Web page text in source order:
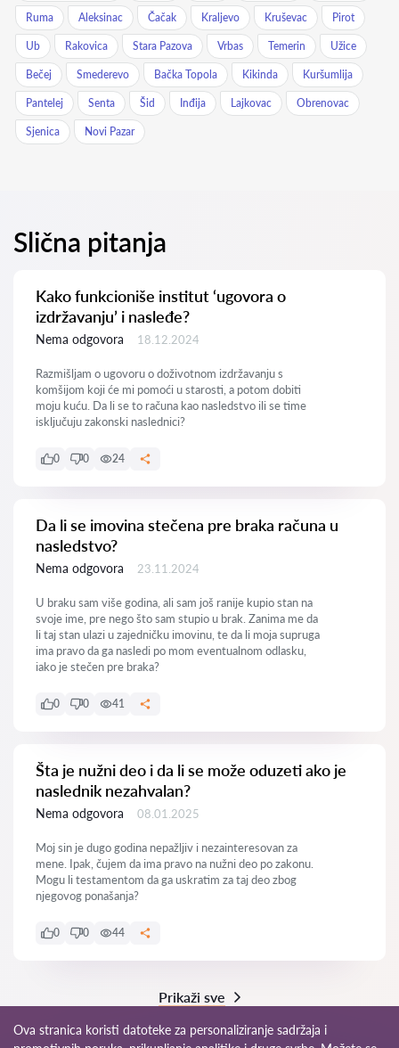
Ruma Aleksinac Čačak Kraljevo Kruševac Pirot
Ub Rakovica Stara Pazova Vrbas Temerin Užice
Bečej Smederevo Bačka Topola Kikinda Kuršumlija
Pantelej Senta Šid Inđija Lajkovac Obrenovac
Sjenica Novi Pazar
Slična pitanja
Kako funkcioniše institut ‘ugovora o
izdržavanju’ i nasleđe?
Nema odgovora 18.12.2024
Razmišljam o ugovoru o doživotnom izdržavanju s
komšijom koji će mi pomoći u starosti, a potom dobiti
moju kuću. Da li se to računa kao nasledstvo ili se time
isključuju zakonski naslednici?
0 0 24
Da li se imovina stečena pre braka računa u
nasledstvo?
Nema odgovora 23.11.2024
U braku sam više godina, ali sam još ranije kupio stan na
svoje ime, pre nego što sam stupio u brak. Zanima me da
li taj stan ulazi u zajedničku imovinu, te da li moja supruga
ima pravo da ga nasledi po mom eventualnom odlasku,
iako je stečen pre braka?
0 0 41
Šta je nužni deo i da li se može oduzeti ako je
naslednik nezahvalan?
Nema odgovora 08.01.2025
Moj sin je dugo godina nepažljiv i nezainteresovan za
mene. Ipak, čujem da ima pravo na nužni deo po zakonu.
Mogu li testamentom da ga uskratim za taj deo zbog
njegovog ponašanja?
0 0 44
Prikaži sve
Ova stranica koristi datoteke za personaliziranje sadržaja i